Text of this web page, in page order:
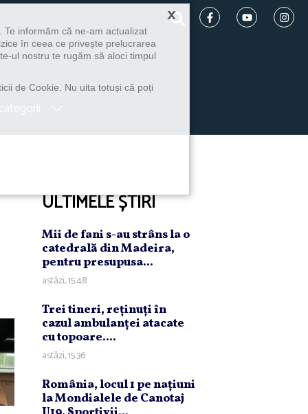
ULTIMELE ȘTIRI
Mii de fani s-au strâns la o
catedrală din Madeira,
pentru presupusa...
astăzi, 15:48
Trei tineri, reţinuţi în
cazul ambulanţei atacate
cu topoare....
astăzi, 15:36
România, locul 1 pe naţiuni
la Mondialele de Canotaj
×
informăm că ne-am actualizat
în ceea ce privește prelucrarea
ul nostru te rugăm să aloci timpul
de Cookie. Nu uita totuși că poți